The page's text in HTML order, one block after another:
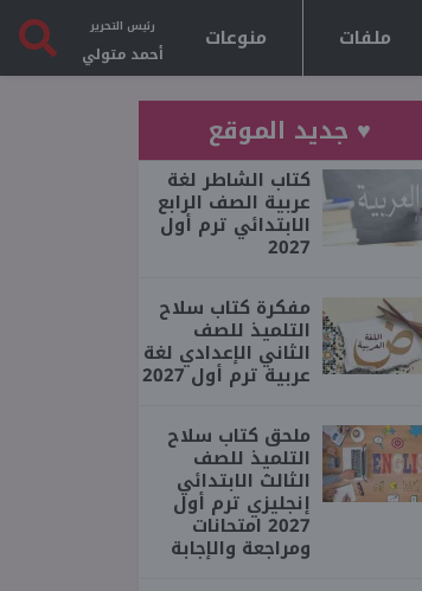
ملفات منوعات رئيس التحرير
أحمد متولي
♥ جديد الموقع
كتاب الشاطر لغة
عربية الصف الرابع
الابتدائي ترم أول
2027
مفكرة كتاب سلاح
التلميذ للصف
الثاني الإعدادي لغة
عربية ترم أول 2027
ملحق كتاب سلاح
التلميذ للصف
الثالث الابتدائي
إنجليزي ترم أول
2027 امتحانات
ومراجعة والإجابة